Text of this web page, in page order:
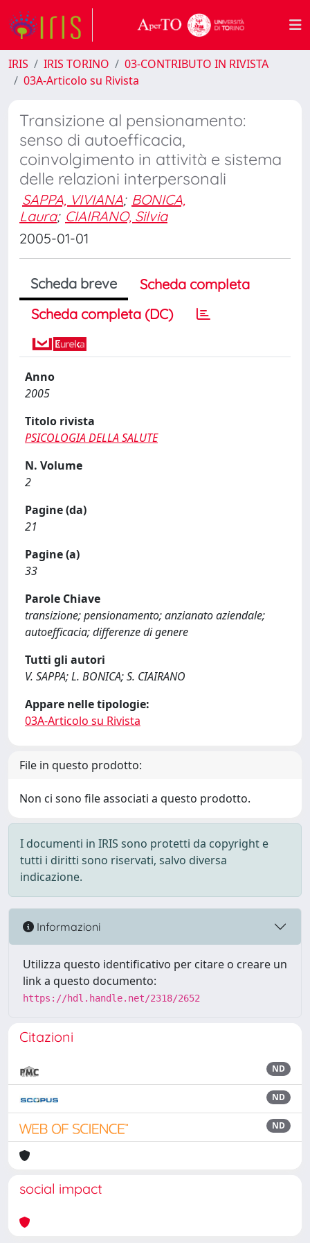
IRIS IRIS TORINO
03-CONTRIBUTO IN RIVISTA
03A-Articolo su Rivista
Transizione al pensionamento:
senso di autoefficacia,
coinvolgimento in attività e sistema
delle relazioni interpersonali
SAPPA, VIVIANA; BONICA,
Laura; CIAIRANO, Silvia
2005-01-01
Scheda breve
Scheda completa
Scheda completa (DC)
Anno
2005
Titolo rivista
PSICOLOGIA DELLA SALUTE
N. Volume
2
Pagine (da)
21
Pagine (a)
33
Parole Chiave
transizione; pensionamento; anzianato aziendale;
autoefficacia; differenze di genere
Tutti gli autori
V. SAPPA; L. BONICA; S. CIAIRANO
Appare nelle tipologie:
03A-Articolo su Rivista
File in questo prodotto:
Non ci sono file associati a questo prodotto.
I documenti in IRIS sono protetti da copyright e
tutti i diritti sono riservati, salvo diversa
indicazione.
Informazioni
Utilizza questo identificativo per citare o creare un
link a questo documento:
https://hdl.handle.net/2318/2652
Citazioni
ND
ND
ND
social impact